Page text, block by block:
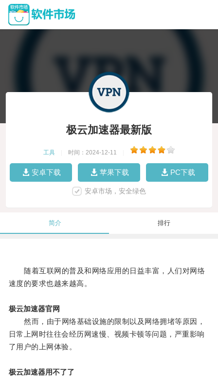
极云加速器最新版
工具 时间：2024-12-11
安卓下载 苹果下载 PC下载
安卓市场，安全绿色
简介 排行
随着互联网的普及和网络应用的日益丰富，人们对网络
速度的要求也越来越高。
极云加速器官网
然而，由于网络基础设施的限制以及网络拥堵等原因，
日常上网时往往会经历网速慢、视频卡顿等问题，严重影响
了用户的上网体验。
极云加速器用不了了